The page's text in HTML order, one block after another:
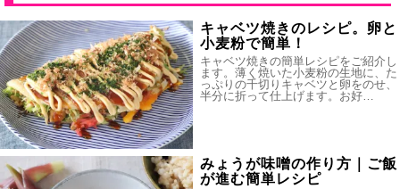
キャベツ焼きのレシピ。卵と
小麦粉で簡単！
キャベツ焼きの簡単レシピをご紹介し
ます。薄く焼いた小麦粉の生地に、た
っぷりの千切りキャベツと卵をのせ、
半分に折って仕上げます。お好…
みょうが味噌の作り方｜ご飯
が進む簡単レシピ